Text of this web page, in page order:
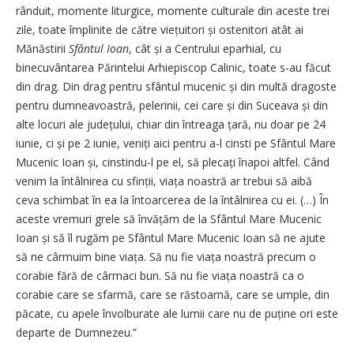
rânduit, momente liturgice, momente culturale din aceste trei
zile, toate împlinite de către viețuitori și ostenitori atât ai
Mănăstirii Sfântul Ioan, cât și a Centrului eparhial, cu
binecuvântarea Părintelui Arhiepiscop Calinic, toate s-au făcut
din drag. Din drag pentru sfântul mucenic și din multă dragoste
pentru dumneavoastră, pelerinii, cei care și din Suceava și din
alte locuri ale județului, chiar din întreaga țară, nu doar pe 24
iunie, ci și pe 2 iunie, veniți aici pentru a-l cinsti pe Sfântul Mare
Mucenic Ioan și, cinstindu-l pe el, să plecați înapoi altfel. Când
venim la întâlnirea cu sfinții, viața noastră ar trebui să aibă
ceva schimbat în ea la întoarcerea de la întâlnirea cu ei. (…) În
aceste vremuri grele să învățăm de la Sfântul Mare Mucenic
Ioan și să îl rugăm pe Sfântul Mare Mucenic Ioan să ne ajute
să ne cârmuim bine viața. Să nu fie viața noastră precum o
corabie fără de cârmaci bun. Să nu fie viața noastră ca o
corabie care se sfarmă, care se răstoarnă, care se umple, din
păcate, cu apele învolburate ale lumii care nu de puține ori este
departe de Dumnezeu.”